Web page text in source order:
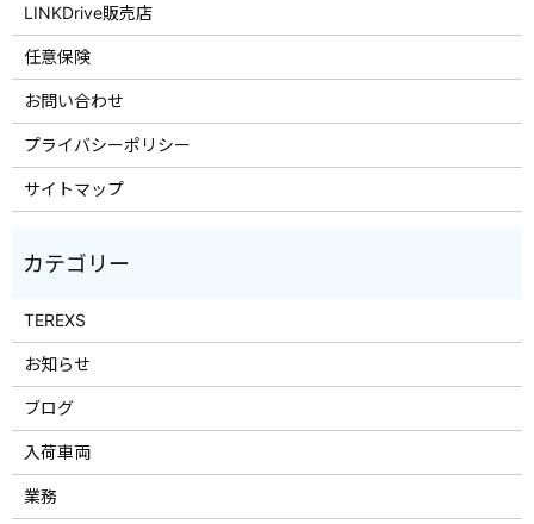
LINKDrive販売店
任意保険
お問い合わせ
プライバシーポリシー
サイトマップ
TEREXS
お知らせ
ブログ
入荷車両
業務